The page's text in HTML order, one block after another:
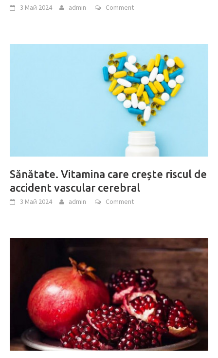
3 Май 2024 admin Comment
Sănătate. Vitamina care crește riscul de
accident vascular cerebral
3 Май 2024 admin Comment